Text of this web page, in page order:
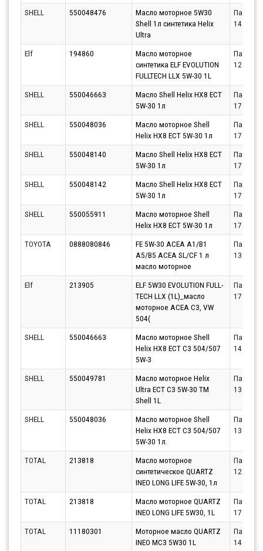
SHELL
550048476
Масло моторное 5W30
Shell 1л синтетика Helix
Ultra
Партнёр
Elf 194860
Масло моторное
синтетика ELF EVOLUTION
FULLTECH LLX 5W-30 1L
Партнёр
SHELL 550046663
Масло Shell Helix HX8 ECT
5W-30 1л
Партнёр
SHELL
550048036
Масло моторное Shell
Helix HX8 ECT 5W-30 1л
Партнёр
SHELL
550048140
Масло Shell Helix HX8 ECT
5W-30 1л
Партнёр
SHELL
550048142
Масло Shell Helix HX8 ECT
5W-30 1л
Партнёр
SHELL
550055911
Масло моторное Shell
Helix HX8 ECT 5W-30 1л
Партнёр
TOYOTA
0888080846
FE 5W-30 ACEA A1/B1
A5/B5 ACEA SL/CF 1 л
масло моторное
Партнёр
Elf 213905
ELF 5W30 EVOLUTION FULL-
TECH LLX (1L)_масло
моторное ACEA C3, VW
504(
Партнёр
SHELL 550046663
Масло моторное Shell
Helix HX8 ECT C3 504/507
5W-3
Партнёр
SHELL 550049781
Масло моторное Helix
Ultra ECT C3 5W-30 TM
Shell 1L
Партнёр
SHELL 550048036
Масло моторное Shell
Helix HX8 ECT C3 504/507
5W-30 1л.
Партнёр
TOTAL 213818
Масло моторное
синтетическое QUARTZ
INEO LONG LIFE 5W-30, 1л
Партнёр
TOTAL 213818
Масло моторное QUARTZ
INEO LONG LIFE 5W30, 1L
Партнёр
TOTAL
11180301
Моторное масло QUARTZ
INEO MC3 5W30 1L
Партнёр